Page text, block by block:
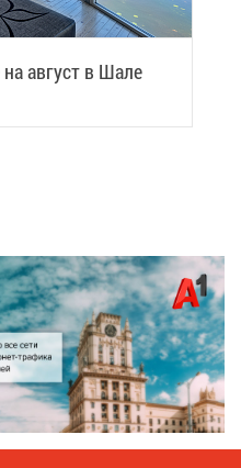
ав­густ в Ша­ле